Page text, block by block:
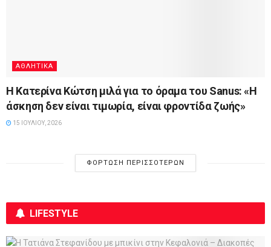
ΑΘΛΗΤΙΚΆ
Η Κατερίνα Κώτση μιλά για το όραμα του Sanus: «Η
άσκηση δεν είναι τιμωρία, είναι φροντίδα ζωής»
15 ΙΟΥΛΊΟΥ, 2026
ΦΌΡΤΩΣΗ ΠΕΡΙΣΣΌΤΕΡΩΝ
LIFESTYLE